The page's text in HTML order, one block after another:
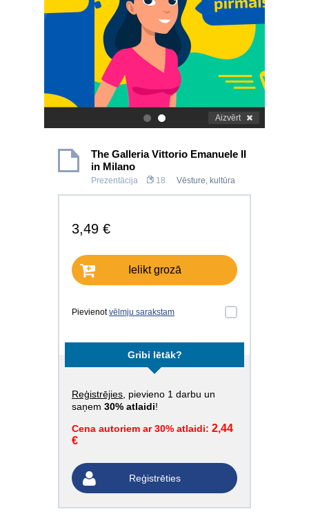
. Aizvērt
The Galleria Vittorio Emanuele II
in Milano
Prezentācija 18 Vēsture, kultūra
3,49 €
Ielikt grozā
Pievienotvēlmju sarakstam
Gribi lētāk?
Reģistrējies , pievieno 1 darbu un
saņem 30% atlaidi!
Cena autoriem ar 30% atlaidi: 2,44
€
Reģistrēties